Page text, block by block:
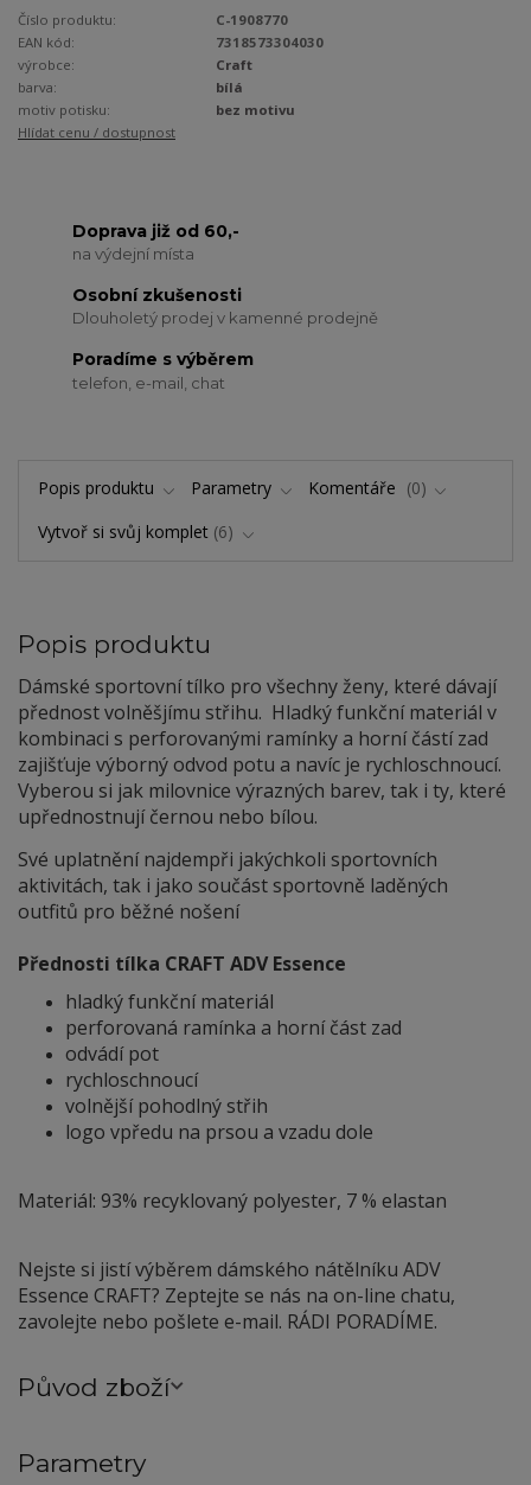
Číslo produktu:
C-1908770
EAN kód:
7318573304030
výrobce:
Craft
barva:
bílá
motiv potisku:
bez motivu
Hlídat cenu / dostupnost
Doprava již od 60,-
na výdejní místa
Osobní zkušenosti
Dlouholetý prodej v kamenné prodejně
Poradíme s výběrem
telefon, e-mail, chat
Popis produktu Parametry Komentáře
0
Vytvoř si svůj komplet 6
Popis produktu
Dámské sportovní tílko pro všechny ženy, které dávají
přednost volněšjímu střihu. Hladký funkční materiál v
kombinaci s perforovanými ramínky a horní částí zad
zajišťuje výborný odvod potu a navíc je rychloschnoucí.
Vyberou si jak milovnice výrazných barev, tak i ty, které
upřednostnují černou nebo bílou.
Své uplatnění najdempři jakýchkoli sportovních
aktivitách, tak i jako součást sportovně laděných
outfitů pro běžné nošení
Přednosti tílka CRAFT ADV Essence
hladký funkční materiál
perforovaná ramínka a horní část zad
odvádí pot
rychloschnoucí
volnější pohodlný střih
logo vpředu na prsou a vzadu dole
Materiál: 93% recyklovaný polyester, 7 % elastan
Nejste si jistí výběrem dámského nátělníku ADV
Essence CRAFT? Zeptejte se nás na on-line chatu,
zavolejte nebo pošlete e-mail. RÁDI PORADÍME.
Původ zboží
Parametry